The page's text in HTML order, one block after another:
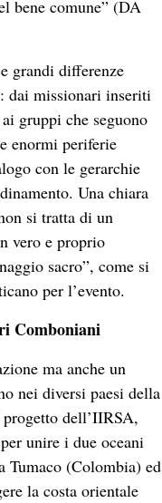
bene comune” (DA
grandi differenze
dai missionari inseriti
gruppi che seguono
enormi periferie
con le gerarchie
Una chiara
si tratta di un
vero e proprio
sacro”, come si
per l’evento.
Comboniani
ma anche un
nei diversi paesi della
dell’IIRSA,
unire i due oceani
Tumaco (Colombia) ed
la costa orientale